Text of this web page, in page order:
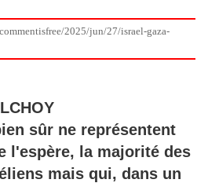
2025/jun/27/israel-gaza-
sûr ne représentent
l'espère, la majorité des
mais qui, dans un